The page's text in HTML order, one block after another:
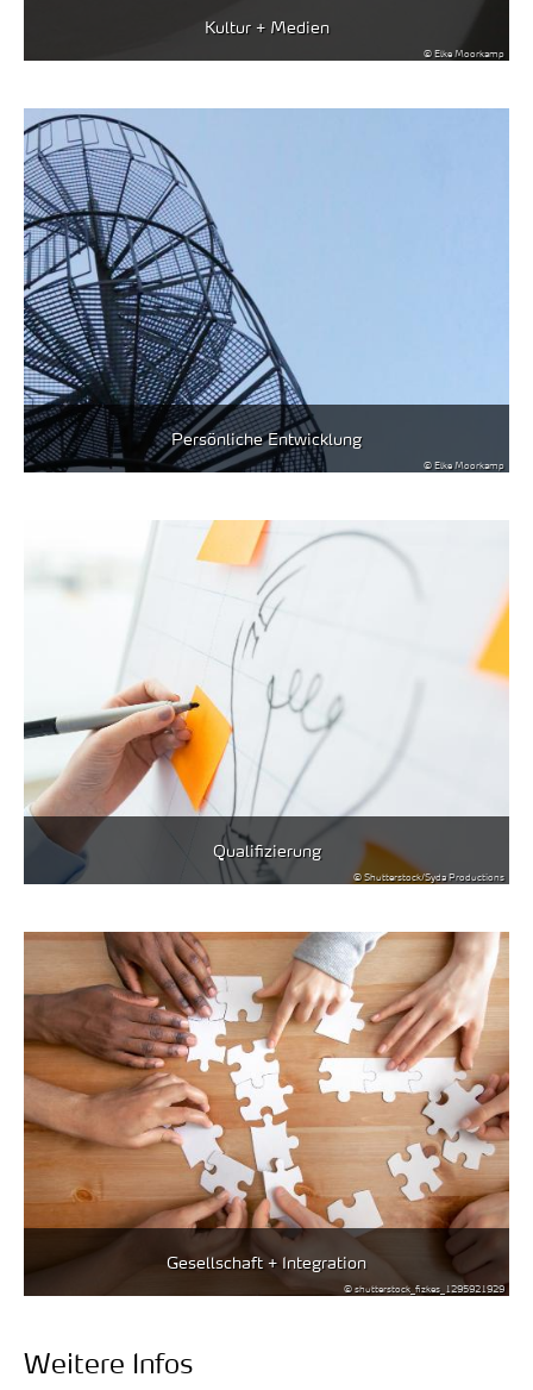
Kultur + Medien
© Elke Moorkamp
Persönliche Entwicklung
© Elke Moorkamp
Qualifizierung
© Shutterstock/Syda Productions
Gesellschaft + Integration
© shutterstock_fizkes_1295921929
Weitere Infos